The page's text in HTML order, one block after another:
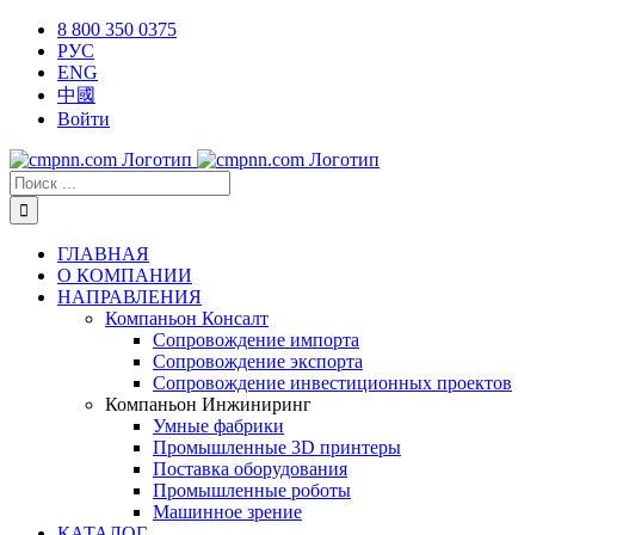
Skip
content
Facebook
YouTube
Instagram8 800 350 0375
РУС
ENG
中國
Войти
Результат
поиска:
ГЛАВНАЯ
О КОМПАНИИ
НАПРАВЛЕНИЯ
Компаньон Консалт
Сопровождение импорта
Сопровождение экспорта
Сопровождение инвестиционных проектов
Компаньон Инжиниринг
Умные фабрики
Промышленные 3D принтеры
Поставка оборудования
Промышленные роботы
Машинное зрение